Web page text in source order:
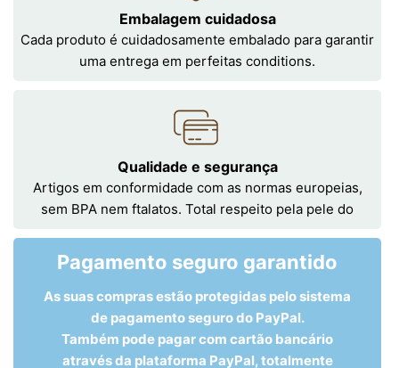
Embalagem cuidadosa
Cada produto é cuidadosamente embalado para garantir
uma entrega em perfeitas conditions.
Qualidade e segurança
Artigos em conformidade com as normas europeias,
sem BPA nem ftalatos. Total respeito pela pele do
Pagamento seguro garantido
As suas compras estão protegidas pelo sistema
de pagamento seguro do PayPal.
Também pode pagar com cartão bancário
através da plataforma PayPal, totalmente